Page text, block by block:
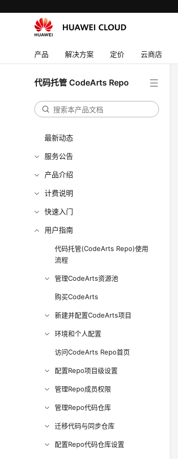
产品 解决方案 定价 云商店
代码托管 CodeArts Repo
最新动态
服务公告
产品介绍
计费说明
快速入门
用户指南
代码托管(CodeArts Repo)使用
流程
管理CodeArts资源池
购买CodeArts
新建并配置CodeArts项目
环境和个人配置
访问CodeArts Repo首页
配置Repo项目级设置
管理Repo成员权限
管理Repo代码仓库
迁移代码与同步仓库
配置Repo代码仓库设置